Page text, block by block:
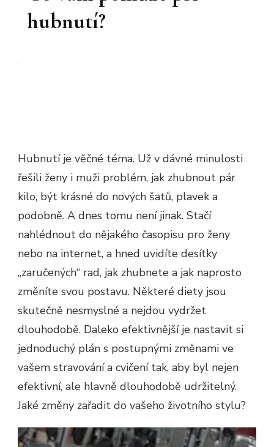
hubnutí?
Hubnutí je věčné téma. Už v dávné minulosti
řešili ženy i muži problém, jak zhubnout pár
kilo, být krásné do nových šatů, plavek a
podobně. A dnes tomu není jinak. Stačí
nahlédnout do nějakého časopisu pro ženy
nebo na internet, a hned uvidíte desítky
„zaručených“ rad, jak zhubnete a jak naprosto
změníte svou postavu. Některé diety jsou
skutečně nesmyslné a nejdou vydržet
dlouhodobě. Daleko efektivnější je nastavit si
jednoduchý plán s postupnými změnami ve
vašem stravování a cvičení tak, aby byl nejen
efektivní, ale hlavně dlouhodobě udržitelný.
Jaké změny zařadit do vašeho životního stylu?